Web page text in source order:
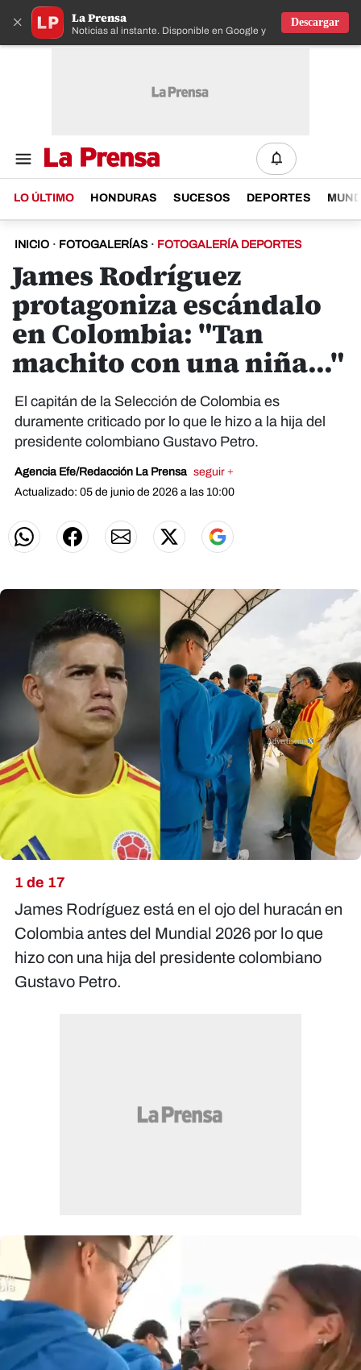
× La Prensa
Noticias al instante. Disponible en Google y IOS
Descargar
LO ÚLTIMO HONDURAS SUCESOS DEPORTES
INICIO · FOTOGALERÍAS · FOTOGALERÍA DEPORTES
James Rodríguez
protagoniza escándalo
en Colombia: "Tan
machito con una niña..."
El capitán de la Selección de Colombia es
duramente criticado por lo que le hizo a la hija del
presidente colombiano Gustavo Petro.
Agencia Efe/Redacción La Prensa seguir +
Actualizado: 05 de junio de 2026 a las 10:00
1 de 17
James Rodríguez está en el ojo del huracán en
Colombia antes del Mundial 2026 por lo que
hizo con una hija del presidente colombiano
Gustavo Petro.
X